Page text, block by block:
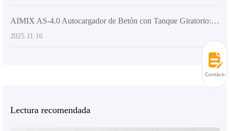
AIMIX AS-4.0 Autocargador de Betón con Tanque Giratorio: Diseño Innovador y Flexibilidad en la Descarga
2025.11.16
Lectura recomendada